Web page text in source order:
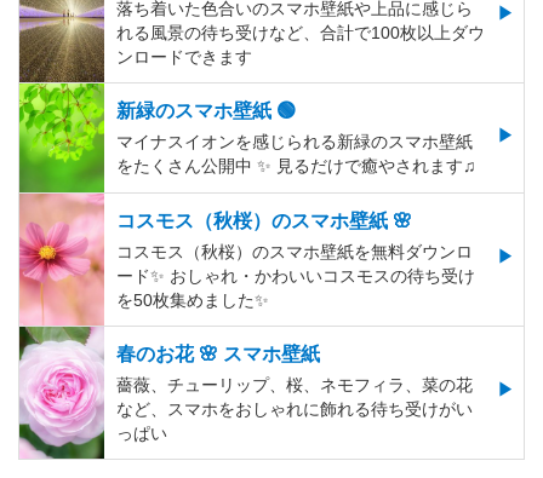
落ち着いた色合いのスマホ壁紙や上品に感じら
れる風景の待ち受けなど、合計で100枚以上ダウ
ンロードできます
新緑のスマホ壁紙 🟢
マイナスイオンを感じられる新緑のスマホ壁紙
をたくさん公開中 ✨ 見るだけで癒やされます♫
コスモス（秋桜）のスマホ壁紙 🌸
コスモス（秋桜）のスマホ壁紙を無料ダウンロ
ード✨️ おしゃれ・かわいいコスモスの待ち受け
を50枚集めました✨️
春のお花 🌸 スマホ壁紙
薔薇、チューリップ、桜、ネモフィラ、菜の花
など、スマホをおしゃれに飾れる待ち受けがい
っぱい